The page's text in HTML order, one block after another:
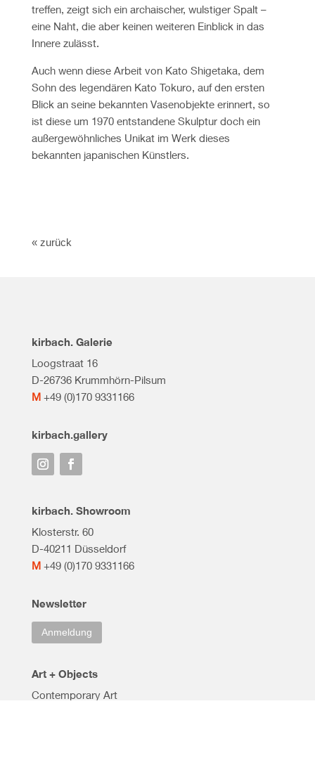
treffen, zeigt sich ein archaischer, wulstiger Spalt –
eine Naht, die aber keinen weiteren Einblick in das
Innere zulässt.
Auch wenn diese Arbeit von Kato Shigetaka, dem
Sohn des legendären Kato Tokuro, auf den ersten
Blick an seine bekannten Vasenobjekte erinnert, so
ist diese um 1970 entstandene Skulptur doch ein
außergewöhnliches Unikat im Werk dieses
bekannten japanischen Künstlers.
« zurück
kirbach. Galerie
Loogstraat 16
D-26736 Krummhörn-Pilsum
M+49 (0)170 9331166
kirbach.gallery
kirbach. Showroom
Klosterstr. 60
D-40211 Düsseldorf
M+49 (0)170 9331166
Newsletter
Anmeldung
Art + Objects
Contemporary Art